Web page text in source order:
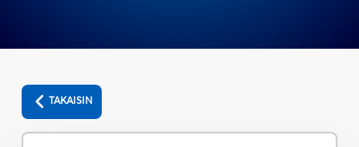
TAKAISIN